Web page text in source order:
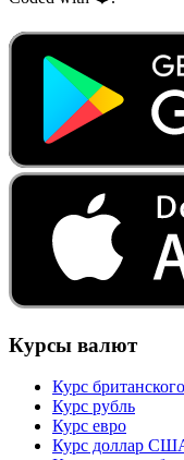
Курсы валют
Курс
Курс рубль
Курс евро
Курс доллар